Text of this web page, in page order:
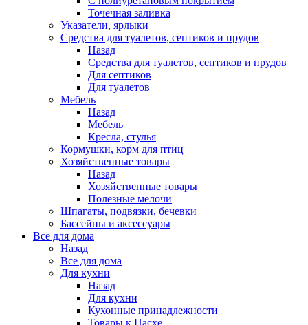
Точечная заливка
Указатели, ярлыки
Средства для туалетов, септиков и прудов
Назад
Средства для туалетов, септиков и прудов
Для септиков
Для туалетов
Мебель
Назад
Мебель
Кресла, стулья
Кормушки, корм для птиц
Хозяйственные товары
Назад
Хозяйственные товары
Полезные мелочи
Шпагаты, подвязки, бечевки
Бассейны и аксессуары
Все для дома
Назад
Все для дома
Для кухни
Назад
Для кухни
Кухонные принадлежности
Товары к Пасхе